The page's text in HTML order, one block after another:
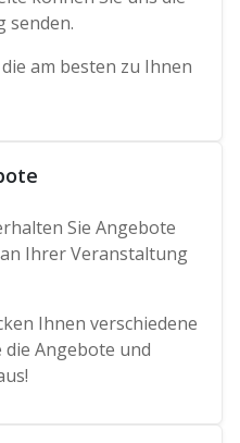
senden.
am besten zu Ihnen
Sie Angebote
Ihrer Veranstaltung
Ihnen verschiedene
die Angebote und